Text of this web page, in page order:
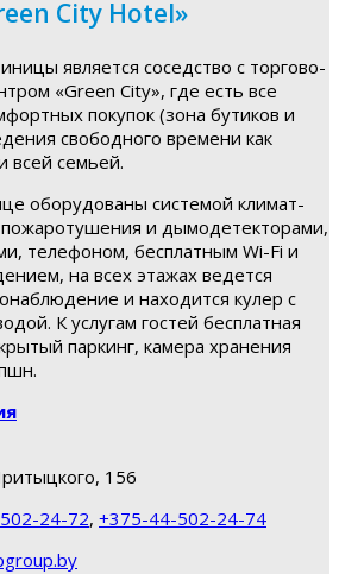
City Hotel»
является соседство с торгово-
«Green City», где есть все
покупок (зона бутиков и
свободного времени как
всей семьей.
оборудованы системой климат-
пожаротушения и дымодетекторами,
телефоном, бесплатным Wi-Fi и
на всех этажах ведется
и находится кулер с
К услугам гостей бесплатная
паркинг, камера хранения
156
24-72, +375-44-502-24-74